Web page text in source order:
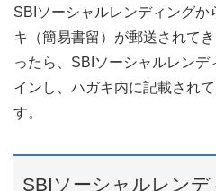
SBIソーシャルレンディング
キ（簡易書留）が郵送されて
ったら、SBIソーシャルレン
インし、ハガキ内に記載され
す。
SBIソーシャルレン